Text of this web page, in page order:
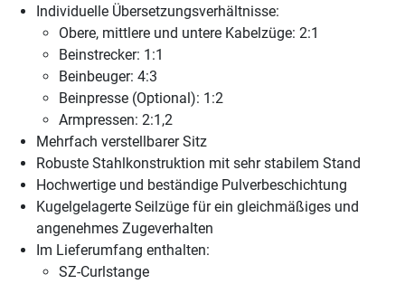
Individuelle Übersetzungsverhältnisse:
Obere, mittlere und untere Kabelzüge: 2:1
Beinstrecker: 1:1
Beinbeuger: 4:3
Beinpresse (Optional): 1:2
Armpressen: 2:1,2
Mehrfach verstellbarer Sitz
Robuste Stahlkonstruktion mit sehr stabilem Stand
Hochwertige und beständige Pulverbeschichtung
Kugelgelagerte Seilzüge für ein gleichmäßiges und
angenehmes Zugeverhalten
Im Lieferumfang enthalten:
SZ-Curlstange